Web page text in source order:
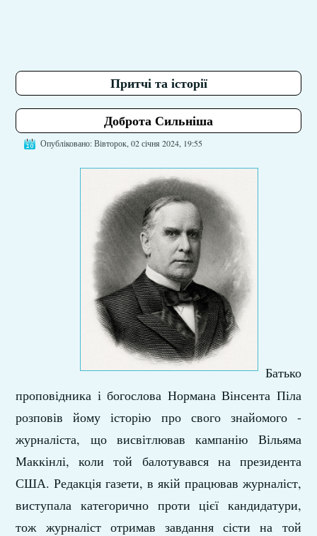
Притчі та історії
Доброта Сильніша
Опубліковано: Вівторок, 02 січня 2024, 19:55
Батько
проповідника і богослова Нормана Вінсента Піла
розповів йому історію про свого знайомого -
журналіста, що висвітлював кампанію Вільяма
Маккінлі, коли той балотувався на президента
США. Редакція газети, в якій працював журналіст,
виступала категорично проти цієї кандидатури,
тож журналіст отримав завдання сісти на той